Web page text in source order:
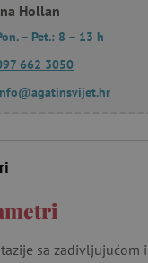
Hollan
– Pet.: 8 – 13 h
662 3050
sa zadivljujućom